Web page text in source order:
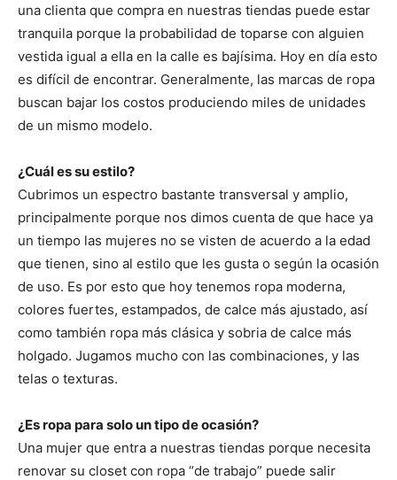
una clienta que compra en nuestras tiendas puede estar
tranquila porque la probabilidad de toparse con alguien
vestida igual a ella en la calle es bajísima. Hoy en día esto
es difícil de encontrar. Generalmente, las marcas de ropa
buscan bajar los costos produciendo miles de unidades
de un mismo modelo.
¿Cuál es su estilo?
Cubrimos un espectro bastante transversal y amplio,
principalmente porque nos dimos cuenta de que hace ya
un tiempo las mujeres no se visten de acuerdo a la edad
que tienen, sino al estilo que les gusta o según la ocasión
de uso. Es por esto que hoy tenemos ropa moderna,
colores fuertes, estampados, de calce más ajustado, así
como también ropa más clásica y sobria de calce más
holgado. Jugamos mucho con las combinaciones, y las
telas o texturas.
¿Es ropa para solo un tipo de ocasión?
Una mujer que entra a nuestras tiendas porque necesita
renovar su closet con ropa “de trabajo” puede salir